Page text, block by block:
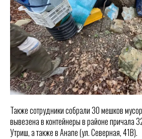
Также сотрудники собрали 30 мешков
вывезена в контейнеры в районе причала
Утриш, а также в Анапе (ул. Северная, 41В).